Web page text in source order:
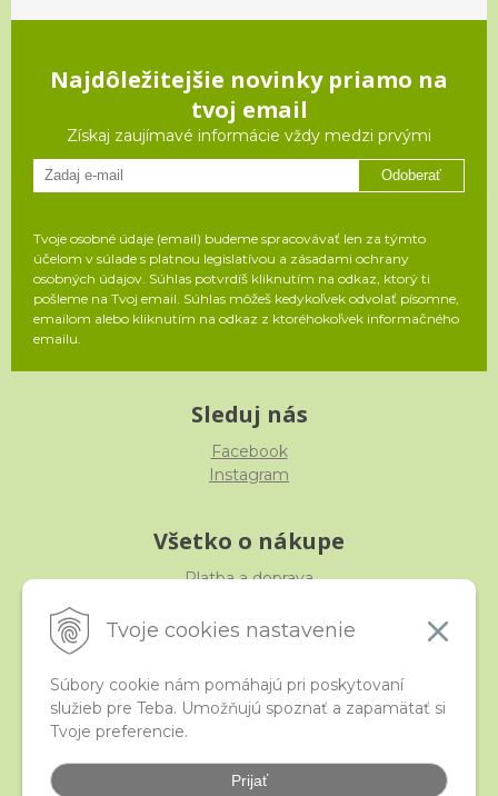
Tvoje cookies nastavenie
Súbory cookie nám pomáhajú pri poskytovaní
služieb pre Teba. Umožňujú spoznať a zapamätať si
Tvoje preferencie.
Prijať
Najdôležitejšie novinky priamo na
tvoj email
Získaj zaujímavé informácie vždy medzi prvými
Odoberať
Tvoje osobné údaje (email) budeme spracovávať len za týmto
účelom v súlade s platnou legislatívou a zásadami ochrany
osobných údajov. Súhlas potvrdíš kliknutím na odkaz, ktorý ti
pošleme na Tvoj email. Súhlas môžeš kedykoľvek odvolať písomne,
emailom alebo kliknutím na odkaz z ktoréhokoľvek informačného
emailu.
Sleduj nás
Facebook
Instagram
Všetko o nákupe
Platba a doprava
Obchodné podmienky
iStraka
Veľkoobchod